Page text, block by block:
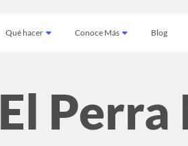
Qué hacer Conoce Más Blog
El